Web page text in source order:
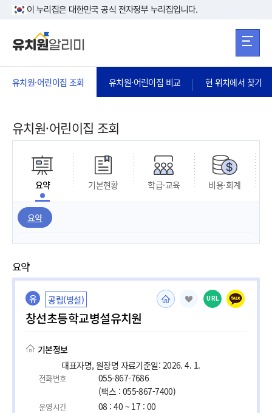
본문 바로가기
이 누리집은 대한민국 공식 전자정부 누리집입니다.
유치원·어린이집 조회 유치원·어린이집 비교 현 위치에서 찾기
유치원·어린이집 조회
요약 기본현황 학급·교육 비용·회계
요약
요약
유 공립(병설)
창선초등학교병설유치원
URL
기본정보
대표자명, 원장명 자료기준일: 2026. 4. 1.
전화번호
055-867-7686
(팩스 : 055-867-7400)
운영시간 08 : 40 ~ 17 : 00